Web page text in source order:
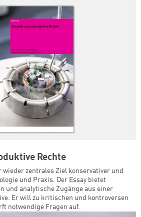
Rechte
zentrales Ziel konservativer und
und Praxis. Der Essay bietet
und analytische Zugänge aus einer
Er will zu kritischen und kontroversen
notwendige Fragen auf.